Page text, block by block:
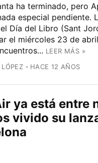
ha terminado, pero
especial pendiente.
Día del Libro (Sant
el miércoles 23 de
LEER MÁS »
HACE 12 AÑOS
ya está entre
vivido su